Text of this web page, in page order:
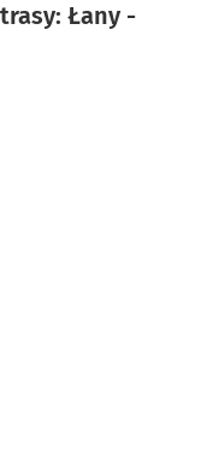
Łany -